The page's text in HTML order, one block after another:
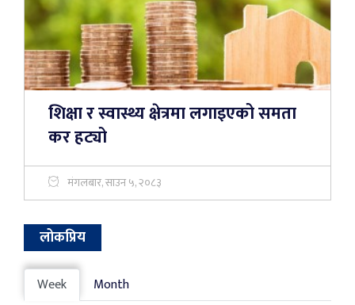
शिक्षा र स्वास्थ्य क्षेत्रमा लगाइएको समता
कर हट्यो
मंगलबार, साउन ५, २०८३
लोकप्रिय
Week Month